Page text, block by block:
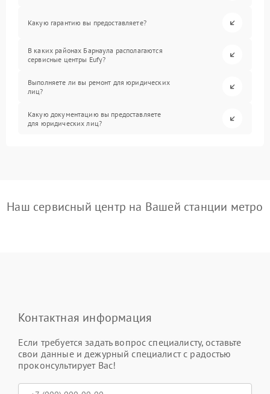
Какую гарантию вы предоставляете?
В каких районах Барнаула располагаются
сервисные центры Eufy?
Выполняете ли вы ремонт для юридических
лиц?
Какую документацию вы предоставляете
для юридических лиц?
Наш сервисный центр на Вашей станции метро
Контактная информация
Если требуется задать вопрос специалисту, оставьте
свои данные и дежурный специалист с радостью
проконсультирует Вас!